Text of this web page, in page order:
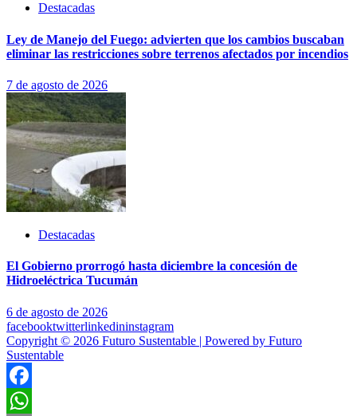
Destacadas
Ley de Manejo del Fuego: advierten que los cambios buscaban
eliminar las restricciones sobre terrenos afectados por incendios
7 de agosto de 2026
Destacadas
El Gobierno prorrogó hasta diciembre la concesión de
Hidroeléctrica Tucumán
6 de agosto de 2026
facebooktwitterlinkedininstagram
Copyright © 2026 Futuro Sustentable | Powered by Futuro
Sustentable
Facebook